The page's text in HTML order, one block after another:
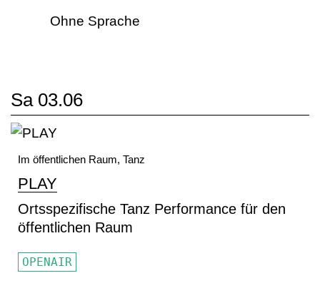
Ohne Sprache
Sa 03.06
Im öffentlichen Raum, Tanz
PLAY
Ortsspezifische Tanz Performance für den
öffentlichen Raum
OPENAIR